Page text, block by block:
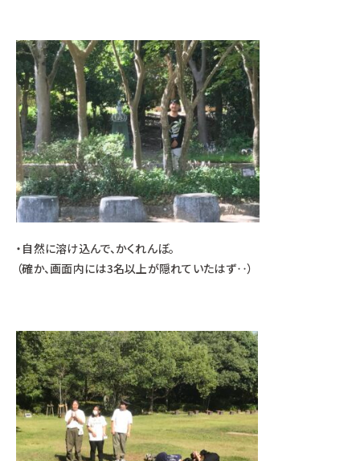
・自然に溶け込んで、かくれんぼ。
（確か、画面内には3名以上が隠れていたはず‥）